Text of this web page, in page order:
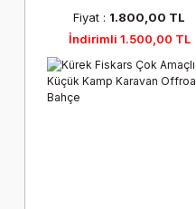
Fiyat : 1.800,00 TL
İndirimli 1.500,00 TL